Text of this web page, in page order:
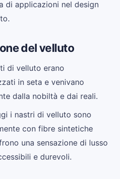
di applicazioni nel design
del velluto
di velluto erano
in seta e venivano
dalla nobiltà e dai reali.
i nastri di velluto sono
con fibre sintetiche
una sensazione di lusso
e durevoli.